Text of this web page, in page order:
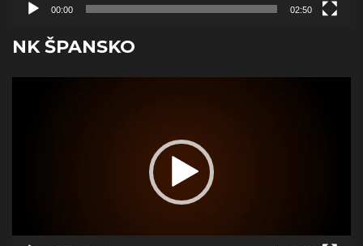
00:00 02:50
NK ŠPANSKO